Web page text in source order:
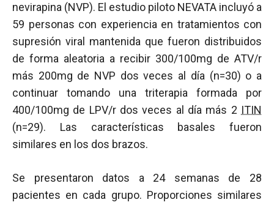
nevirapina (NVP). El estudio piloto NEVATA incluyó a
59 personas con experiencia en tratamientos con
supresión viral mantenida que fueron distribuidos
de forma aleatoria a recibir 300/100mg de ATV/r
más 200mg de NVP dos veces al día (n=30) o a
continuar tomando una triterapia formada por
400/100mg de LPV/r dos veces al día más 2 ITIN
(n=29). Las características basales fueron
similares en los dos brazos.
Se presentaron datos a 24 semanas de 28
pacientes en cada grupo. Proporciones similares